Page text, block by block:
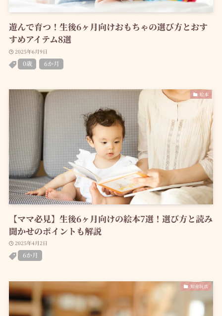
遊んで育つ！生後6ヶ月向けおもちゃの選び方とおす
すめアイテム8選
2025年6月9日
0歳 6か月
絵本
【ママ必見】生後6ヶ月向けの絵本7選！選び方と読み
聞かせのポイントも解説
2025年4月2日
6か月
知育玩具